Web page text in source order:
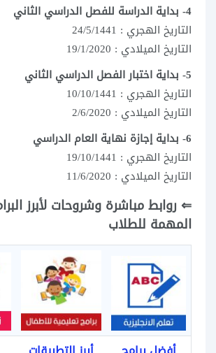
4- بداية الدراسة للفصل الدراسي الثاني
التاريخ الهجري : 24/5/1441
التاريخ الميلادي : 19/1/2020
5- بداية اختبار الفصل الدراسي الثاني
التاريخ الهجري : 10/10/1441
التاريخ الميلادي : 2/6/2020
6- بداية إجازة نهاية العام الدراسي
التاريخ الهجري : 19/10/1441
التاريخ الميلادي : 11/6/2020
⇐ روابط مباشرة وشروحات لأبرز
المهمة للطلاب